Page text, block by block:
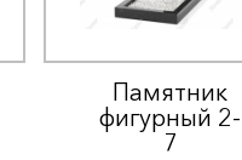
Памятник
фигурный 2-
7